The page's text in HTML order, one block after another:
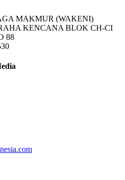
MAKMUR (WAKENI)
KENCANA BLOK CH-CI
88